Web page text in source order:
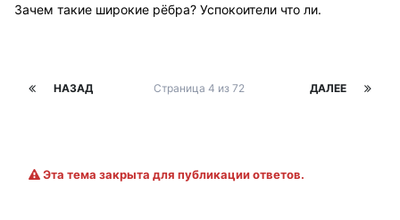
Зачем такие широкие рёбра? Успокоители что ли.
НАЗАД ДАЛЕЕ
Страница 4 из 72
Эта тема закрыта для публикации ответов.